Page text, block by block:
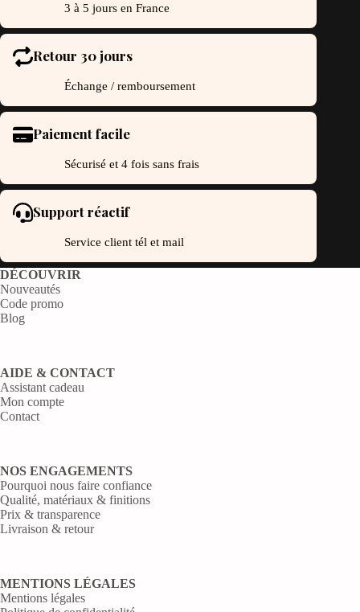
3 à 5 jours en France
Retour 30 jours
Échange / remboursement
Paiement facile
Sécurisé et 4 fois sans frais
Support réactif
Service client tél et mail
DÉCOUVRIR
Nouveautés
Code promo
Blog
AIDE & CONTACT
Assistant cadeau
Mon compte
Contact
NOS ENGAGEMENTS
Pourquoi nous faire confiance
Qualité, matériaux & finitions
Prix & transparence
Livraison & retour
MENTIONS LÉGALES
Mentions légales